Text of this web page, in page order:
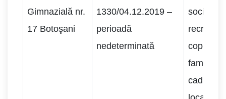
Gimnazială nr.
17 Botoşani
1330/04.12.2019 –
perioadă
nedeterminată
recreere
copii
familiilor
cadrul